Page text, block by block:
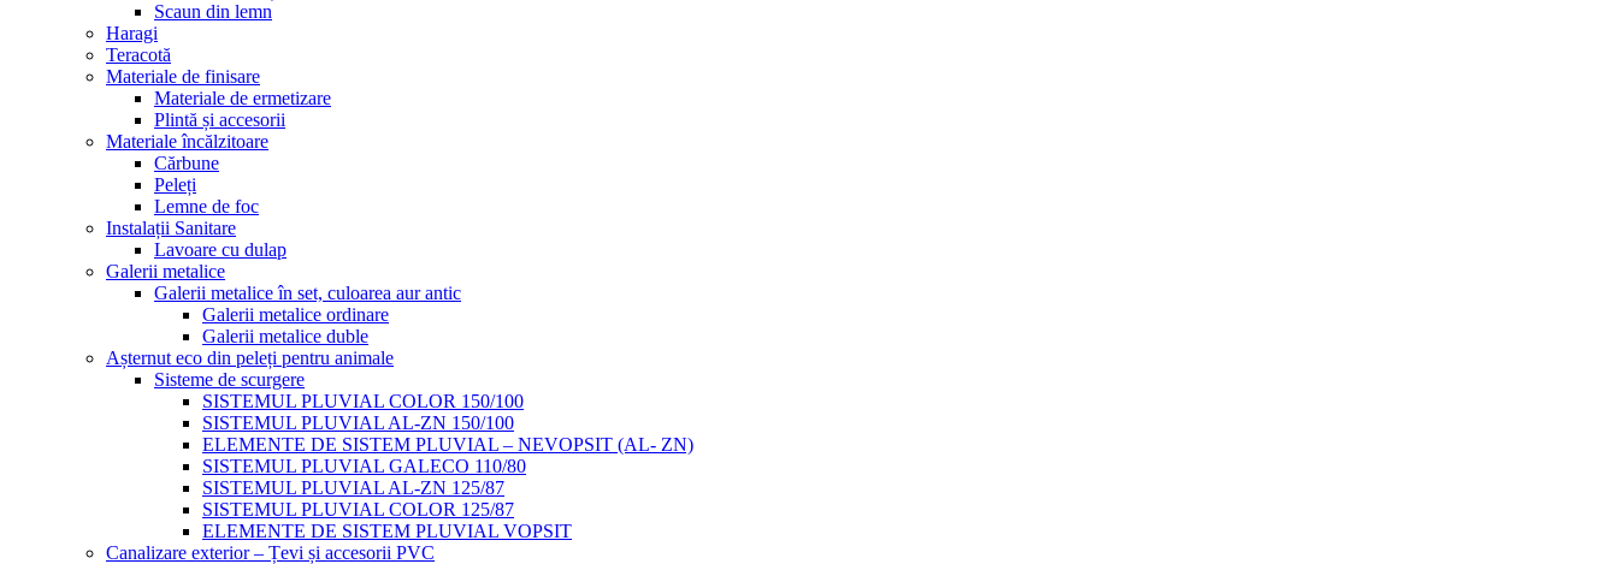
Scaun din lemn
Haragi
Teracotă
Materiale de finisare
Materiale de ermetizare
Plintă și accesorii
Materiale încălzitoare
Cărbune
Peleți
Lemne de foc
Instalații Sanitare
Lavoare cu dulap
Galerii metalice
Galerii metalice în set, culoarea aur antic
Galerii metalice ordinare
Galerii metalice duble
Așternut eco din peleți pentru animale
Sisteme de scurgere
SISTEMUL PLUVIAL COLOR 150/100
SISTEMUL PLUVIAL AL-ZN 150/100
ELEMENTE DE SISTEM PLUVIAL – NEVOPSIT (AL- ZN)
SISTEMUL PLUVIAL GALECO 110/80
SISTEMUL PLUVIAL AL-ZN 125/87
SISTEMUL PLUVIAL COLOR 125/87
ELEMENTE DE SISTEM PLUVIAL VOPSIT
Canalizare exterior – Țevi și accesorii PVC